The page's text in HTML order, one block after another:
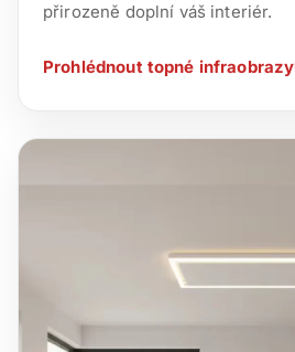
přirozeně doplní váš interiér.
Prohlédnout topné infraobrazy